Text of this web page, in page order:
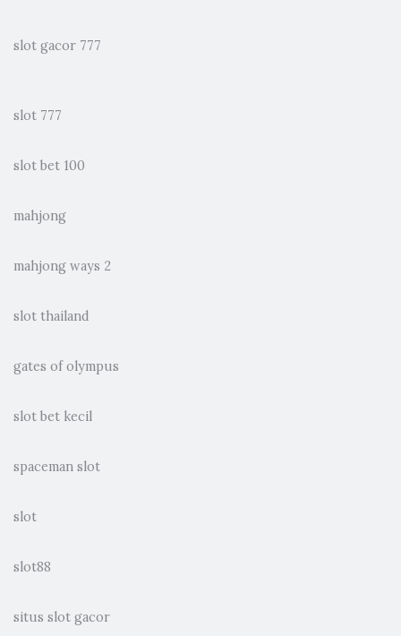
slot gacor 777
slot 777
slot bet 100
mahjong
mahjong ways 2
slot thailand
gates of olympus
slot bet kecil
spaceman slot
slot
slot88
situs slot gacor